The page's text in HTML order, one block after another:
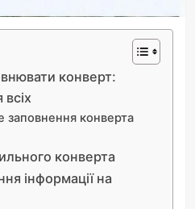
конверт:
заповнення конверта
конверта
інформації на